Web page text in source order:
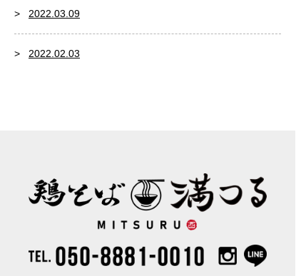
2022.03.09
2022.02.03